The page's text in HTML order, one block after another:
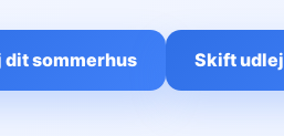
dit sommerhus Skift